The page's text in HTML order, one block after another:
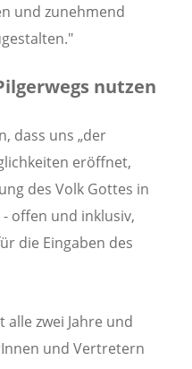
und zunehmend
nutzen
dass uns „der
eröffnet,
des Volk Gottes in
offen und inklusiv,
die Eingaben des
zwei Jahre und
und Vertretern